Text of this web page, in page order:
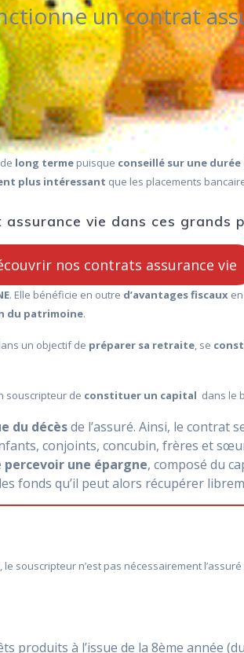
un contrat
long terme puisque conseillé sur une durée
plus intéressant que les placements
vie dans ces grands
nos contrats assurance vie
. Elle bénéficie en outre d’avantages fiscaux
du patrimoine.
un objectif de préparer sa retraite, se
souscripteur de constituer un capital dans le
du décèsde l’assuré. Ainsi, le contrat
conjoints, concubin, frères et
percevoir une épargne, composé du
fonds qu’il peut alors récupérer
souscripteur n’est pas nécessairement
produits à l’issue de la 8ème année